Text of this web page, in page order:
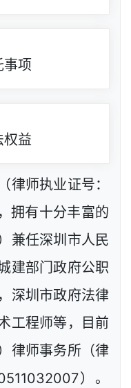
事项
权益
律师执业证号：
拥有十分丰富的
兼任深圳市人民
建部门政府公职
深圳市政府法律
工程师等，目前
律师事务所（律
）。